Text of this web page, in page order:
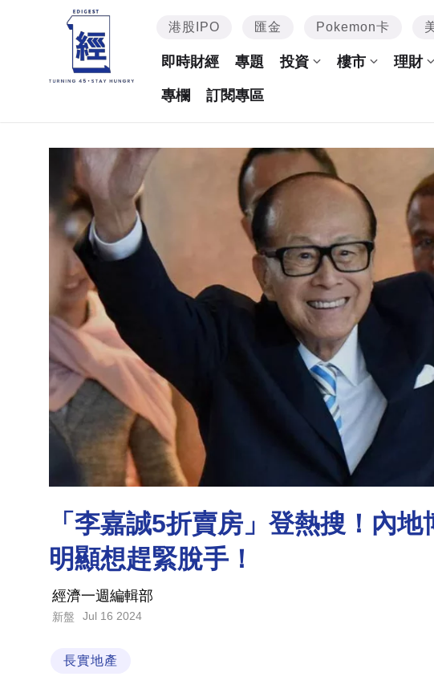
港股IPO 匯金 Pokemon卡
即時財經 專題 投資 樓市 理財
專欄 訂閱專區
「李嘉誠5折賣房」登熱搜！內地
明顯想趕緊脫手！
經濟一週編輯部
新盤 Jul 16 2024
長實地產